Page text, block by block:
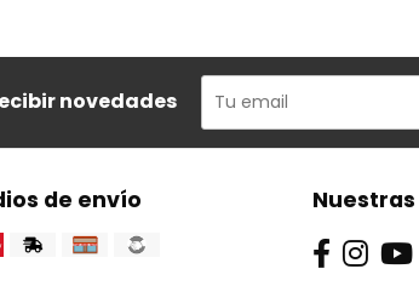
novedades
de envío